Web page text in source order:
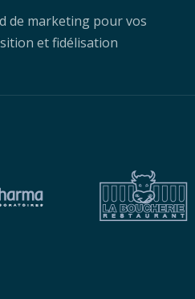
de marketing pour vos
et fidélisation